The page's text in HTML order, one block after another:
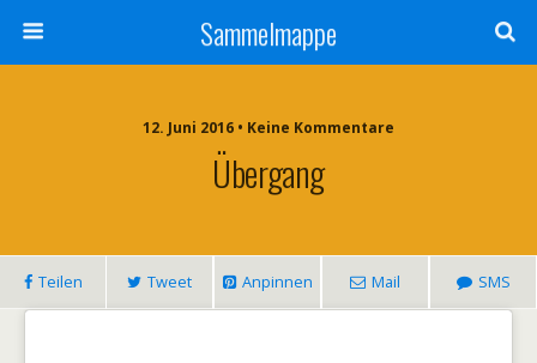
Sammelmappe
12. Juni 2016 • Keine Kommentare
Übergang
Teilen Tweet Anpinnen Mail SMS